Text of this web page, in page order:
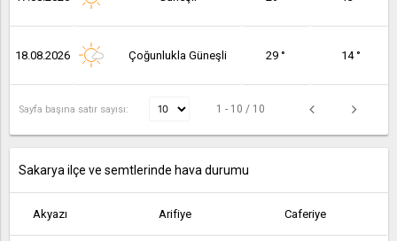
18.08.2026 Çoğunlukla Güneşli 29 ° 14 °
Sayfa başına satır sayısı: 1 - 10 / 10
Sakarya ilçe ve semtlerinde hava durumu
Akyazı Arifiye Caferiye